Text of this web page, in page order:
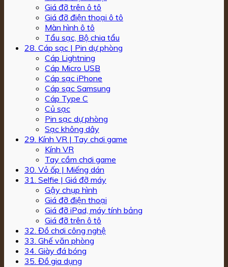
Giá đỡ trên ô tô
Giá đỡ điện thoại ô tô
Màn hình ô tô
Tẩu sạc, Bộ chia tẩu
28. Cáp sạc | Pin dự phòng
Cáp Lightning
Cáp Micro USB
Cáp sạc iPhone
Cáp sạc Samsung
Cáp Type C
Củ sạc
Pin sạc dự phòng
Sạc không dây
29. Kính VR | Tay chơi game
Kính VR
Tay cầm chơi game
30. Vỏ ốp | Miếng dán
31. Selfie | Giá đỡ máy
Gậy chụp hình
Giá đỡ điện thoại
Giá đỡ iPad, máy tính bảng
Giá đỡ trên ô tô
32. Đồ chơi công nghệ
33. Ghế văn phòng
34. Giày đá bóng
35. Đồ gia dụng